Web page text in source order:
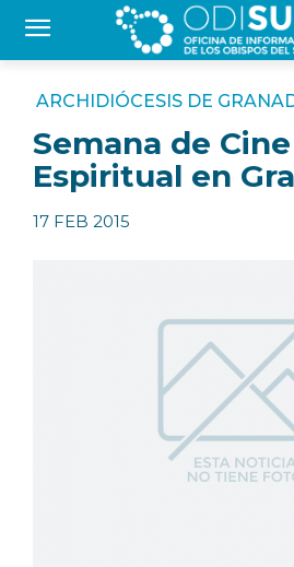
ARCHIDIÓCESIS DE
Semana de Cine
Espiritual en
17 FEB 2015